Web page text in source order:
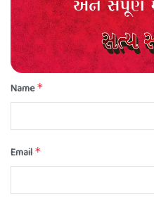
Name*
Email *